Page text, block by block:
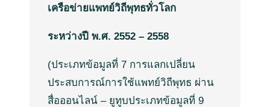
เครือข่ายแพทย์วิถีพุทธทั่วโลก
ระหว่างปี พ.ศ. 2552 – 2558
(ประเภทข้อมูลที่ 7 การแลกเปลี่ยน
ประสบการณ์การใช้แพทย์วิถีพุทธ ผ่าน
สื่อออนไลน์ – ยูทูบประเภทข้อมูลที่ 9